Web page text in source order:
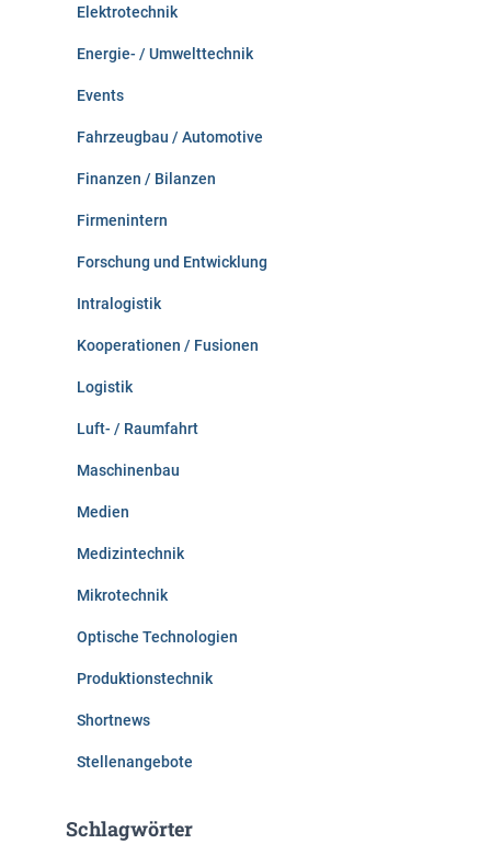
Elektrotechnik
Energie- / Umwelttechnik
Events
Fahrzeugbau / Automotive
Finanzen / Bilanzen
Firmenintern
Forschung und Entwicklung
Intralogistik
Kooperationen / Fusionen
Logistik
Luft- / Raumfahrt
Maschinenbau
Medien
Medizintechnik
Mikrotechnik
Optische Technologien
Produktionstechnik
Shortnews
Stellenangebote
Schlagwörter